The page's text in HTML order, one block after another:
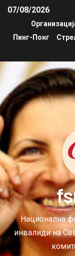
07/08/2026
Пинг-Понг
Национална
инвалиди на